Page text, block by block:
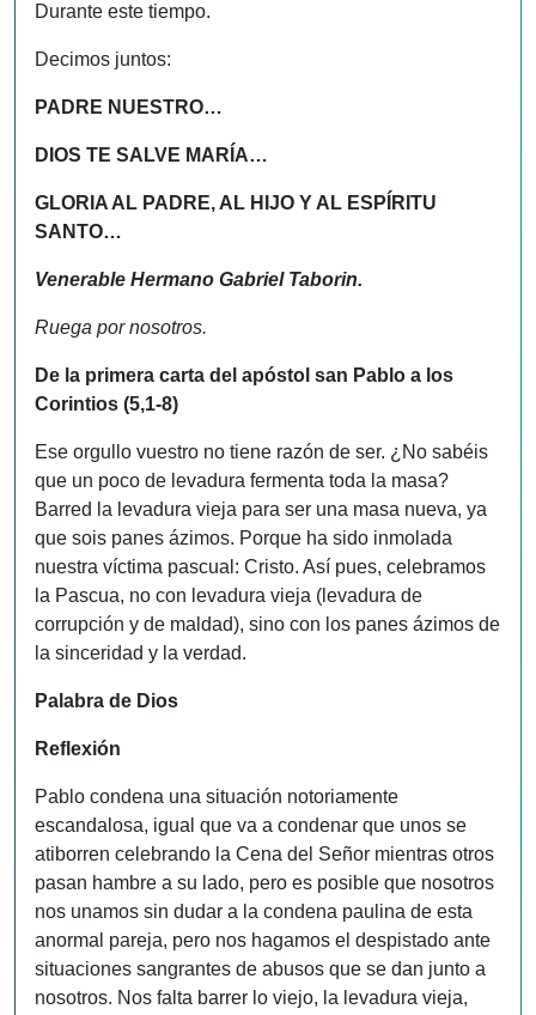
Durante este tiempo.
Decimos juntos:
PADRE NUESTRO…
DIOS TE SALVE MARÍA…
GLORIA AL PADRE, AL HIJO Y AL ESPÍRITU
SANTO…
Venerable Hermano Gabriel Taborin.
Ruega por nosotros.
De la primera carta del apóstol san Pablo a los
Corintios (5,1-8)
Ese orgullo vuestro no tiene razón de ser. ¿No sabéis
que un poco de levadura fermenta toda la masa?
Barred la levadura vieja para ser una masa nueva, ya
que sois panes ázimos. Porque ha sido inmolada
nuestra víctima pascual: Cristo. Así pues, celebramos
la Pascua, no con levadura vieja (levadura de
corrupción y de maldad), sino con los panes ázimos de
la sinceridad y la verdad.
Palabra de Dios
Reflexión
Pablo condena una situación notoriamente
escandalosa, igual que va a condenar que unos se
atiborren celebrando la Cena del Señor mientras otros
pasan hambre a su lado, pero es posible que nosotros
nos unamos sin dudar a la condena paulina de esta
anormal pareja, pero nos hagamos el despistado ante
situaciones sangrantes de abusos que se dan junto a
nosotros. Nos falta barrer lo viejo, la levadura vieja,